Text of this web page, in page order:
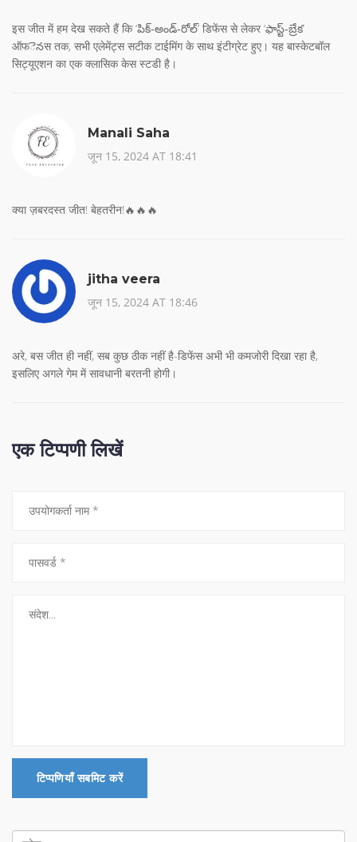
इस जीत में हम देख सकते हैं कि ‘పిక్‑అండ్‑రోల్’ डिफेंस से लेकर ‘ఫాస్ట్‑బ్రేక’
ऑफెనस तक, सभी एलेमेंट्स सटीक टाईमिंग के साथ इंटीग्रेट हुए। यह बास्केटबॉल
सिट्यूएशन का एक क्लासिक केस स्टडी है।
Manali Saha
जून 15, 2024 AT 18:41
क्या ज़बरदस्त जीत! बेहतरीन!🔥🔥🔥
jitha veera
जून 15, 2024 AT 18:46
अरे, बस जीत ही नहीं, सब कुछ ठीक नहीं है-डिफेंस अभी भी कमजोरी दिखा रहा है,
इसलिए अगले गेम में सावधानी बरतनी होगी।
एक टिप्पणी लिखें
टिप्पणियाँ सबमिट करें